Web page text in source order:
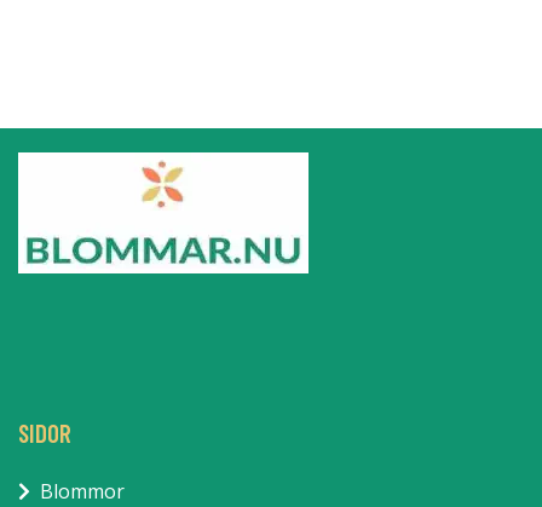
SIDOR
Blommor